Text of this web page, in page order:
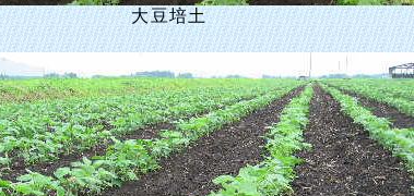
大豆培土